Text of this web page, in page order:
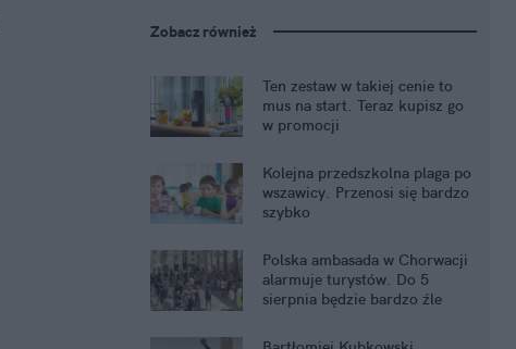
Zobacz również
Ten zestaw w takiej cenie to
mus na start. Teraz kupisz go
w promocji
Kolejna przedszkolna plaga po
wszawicy. Przenosi się bardzo
szybko
Polska ambasada w Chorwacji
alarmuje turystów. Do 5
sierpnia będzie bardzo źle